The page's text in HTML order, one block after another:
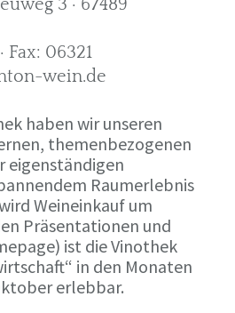
3 · 67489
Fax: 06321
wein.de
haben wir unseren
themenbezogenen
eigenständigen
Raumerlebnis
Weineinkauf um
Präsentationen und
ist die Vinothek
in den Monaten
erlebbar.